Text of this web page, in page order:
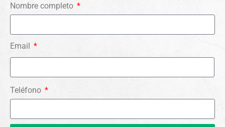
Nombre completo
Email
Teléfono